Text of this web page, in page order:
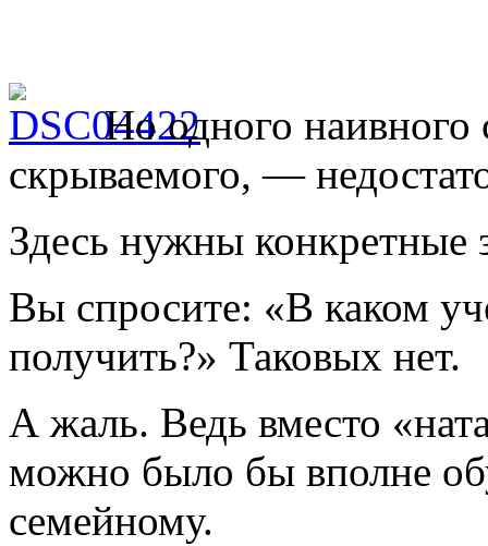
Но одного наивного
скрываемого, —
Здесь нужны конкретные
Вы спросите: «В каком
получить?» Таковых нет.
А жаль. Ведь вместо
можно было бы вполне
семейному.